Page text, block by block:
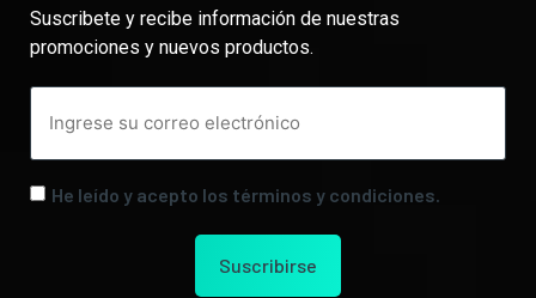
Suscribete y recibe información de nuestras
promociones y nuevos productos.
He leído y acepto los términos y condiciones.